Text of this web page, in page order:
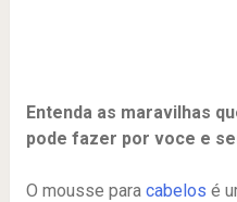
Entenda as maravilhas
pode fazer por voce e
O mousse para cabelos é